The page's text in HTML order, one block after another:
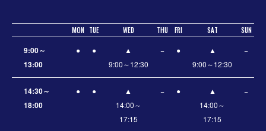
MON TUE WED THU FRI SAT SUN
9:00～
13:00
● ●
▲
9:00～12:30
− ●
▲
9:00～12:30
−
14:30～
18:00
● ●
▲
14:00～
17:15
− ●
▲
14:00～
17:15
−